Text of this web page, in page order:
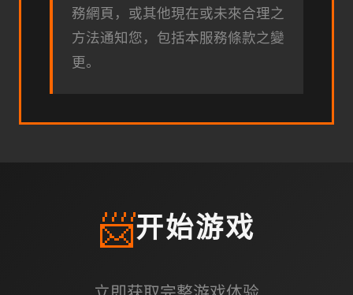
務網頁，或其他現在或未來合理之
方法通知您，包括本服務條款之變
更。
📨开始游戏